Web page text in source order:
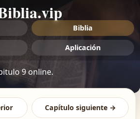
Biblia
Aplicación
9 online.
Capítulo siguiente →